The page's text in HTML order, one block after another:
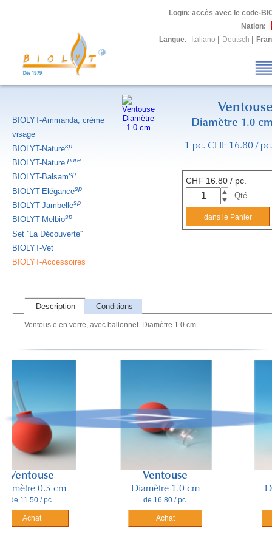
Login: accès avec le code-
Nation:
Langue: Italiano Deutsch
BIOLYT-Ammanda, crème
visage
BIOLYT-Naturesp
BIOLYT-Naturepure
BIOLYT-Balsamsp
BIOLYT-Elégancesp
BIOLYT-Jambellesp
BIOLYT-Melbiosp
Set ''La Découverte''
BIOLYT-Vet
BIOLYT-Accessoires
Diamètre 1.0
1 pc. CHF 16.80 /
CHF 16.80 / pc.
Qté
Description Conditions
Ventous e en verre, avec ballonnet. Diamètre 1.0 cm
0.5 cm
/ pc.
Ventouse
Diamètre 1.0 cm
de 16.80 / pc.